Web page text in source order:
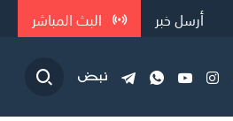
أرسل خبر البث المباشر